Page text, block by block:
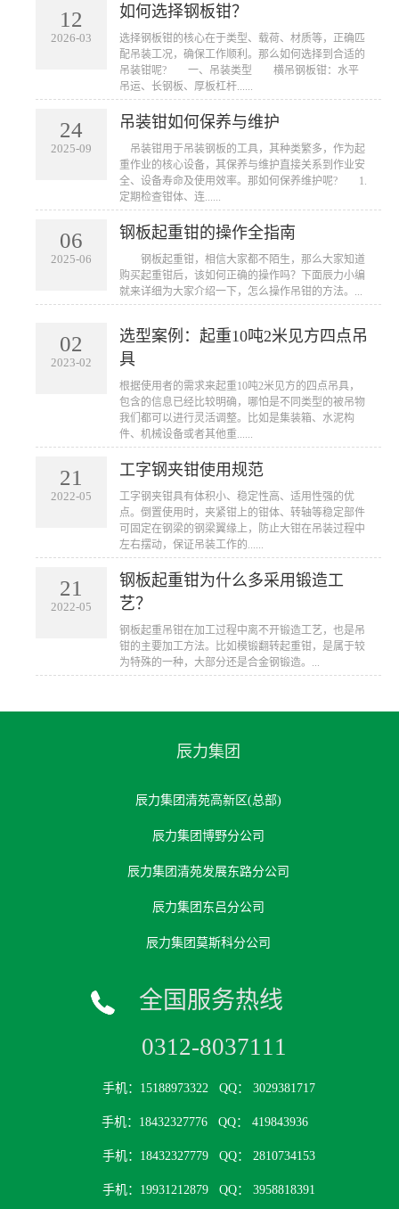
12
2026-03
如何选择钢板钳？
​选择钢板钳的核心在于类型、载荷、材质等，正确匹
配吊装工况，确保工作顺利。那么如何选择到合适的
吊装钳呢? 一、吊装类型 横吊钢板钳：水平
吊运、长钢板、厚板杠杆......
24
2025-09
吊装钳如何保养与维护
​ 吊装钳用于吊装钢板的工具，其种类繁多，作为起
重作业的核心设备，其保养与维护直接关系到作业安
全、设备寿命及使用效率。那如何保养维护呢? 1.
定期检查钳体、连......
06
2025-06
钢板起重钳的操作全指南
​ 钢板起重钳，相信大家都不陌生，那么大家知道
购买起重钳后，该如何正确的操作吗？下面辰力小编
就来详细为大家介绍一下，怎么操作吊钳的方法。...
02
2023-02
选型案例：起重10吨2米见方四点吊
具
根据使用者的需求来起重10吨2米见方的四点吊具，
包含的信息已经比较明确，哪怕是不同类型的被吊物
我们都可以进行灵活调整。比如是集装箱、水泥构
件、机械设备或者其他重......
21
2022-05
工字钢夹钳使用规范
工字钢夹钳具有体积小、稳定性高、适用性强的优
点。倒置使用时，夹紧钳上的钳体、转轴等稳定部件
可固定在钢梁的钢梁翼缘上，防止大钳在吊装过程中
左右摆动，保证吊装工作的......
21
2022-05
钢板起重钳为什么多采用锻造工
艺？
钢板起重吊钳在加工过程中离不开锻造工艺，也是吊
钳的主要加工方法。比如模锻翻转起重钳，是属于较
为特殊的一种，大部分还是合金钢锻造。...
辰力集团
辰力集团清苑高新区(总部)
辰力集团博野分公司
辰力集团清苑发展东路分公司
辰力集团东吕分公司
辰力集团莫斯科分公司
全国服务热线
0312-8037111
手机：15188973322 QQ： 3029381717
手机：18432327776 QQ： 419843936
手机：18432327779QQ： 2810734153
手机：19931212879 QQ： 3958818391